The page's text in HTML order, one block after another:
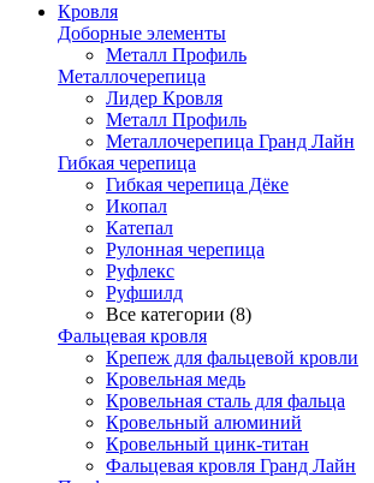
Кровля
Доборные элементы
Металл Профиль
Металлочерепица
Лидер Кровля
Металл Профиль
Металлочерепица Гранд Лайн
Гибкая черепица
Гибкая черепица Дёке
Икопал
Катепал
Рулонная черепица
Руфлекс
Руфшилд
Все категории (8)
Фальцевая кровля
Крепеж для фальцевой кровли
Кровельная медь
Кровельная сталь для фальца
Кровельный алюминий
Кровельный цинк-титан
Фальцевая кровля Гранд Лайн